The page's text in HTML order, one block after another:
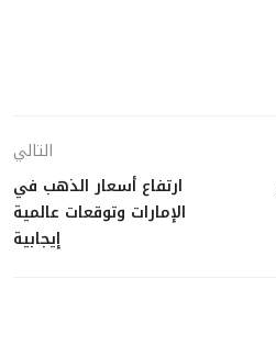
التالي
ارتفاع أسعار الذهب في
الإمارات وتوقعات عالمية
إيجابية